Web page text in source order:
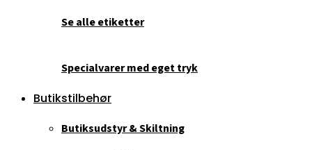
Se alle etiketter
Specialvarer med eget tryk
Butikstilbehør
Butiksudstyr & Skiltning